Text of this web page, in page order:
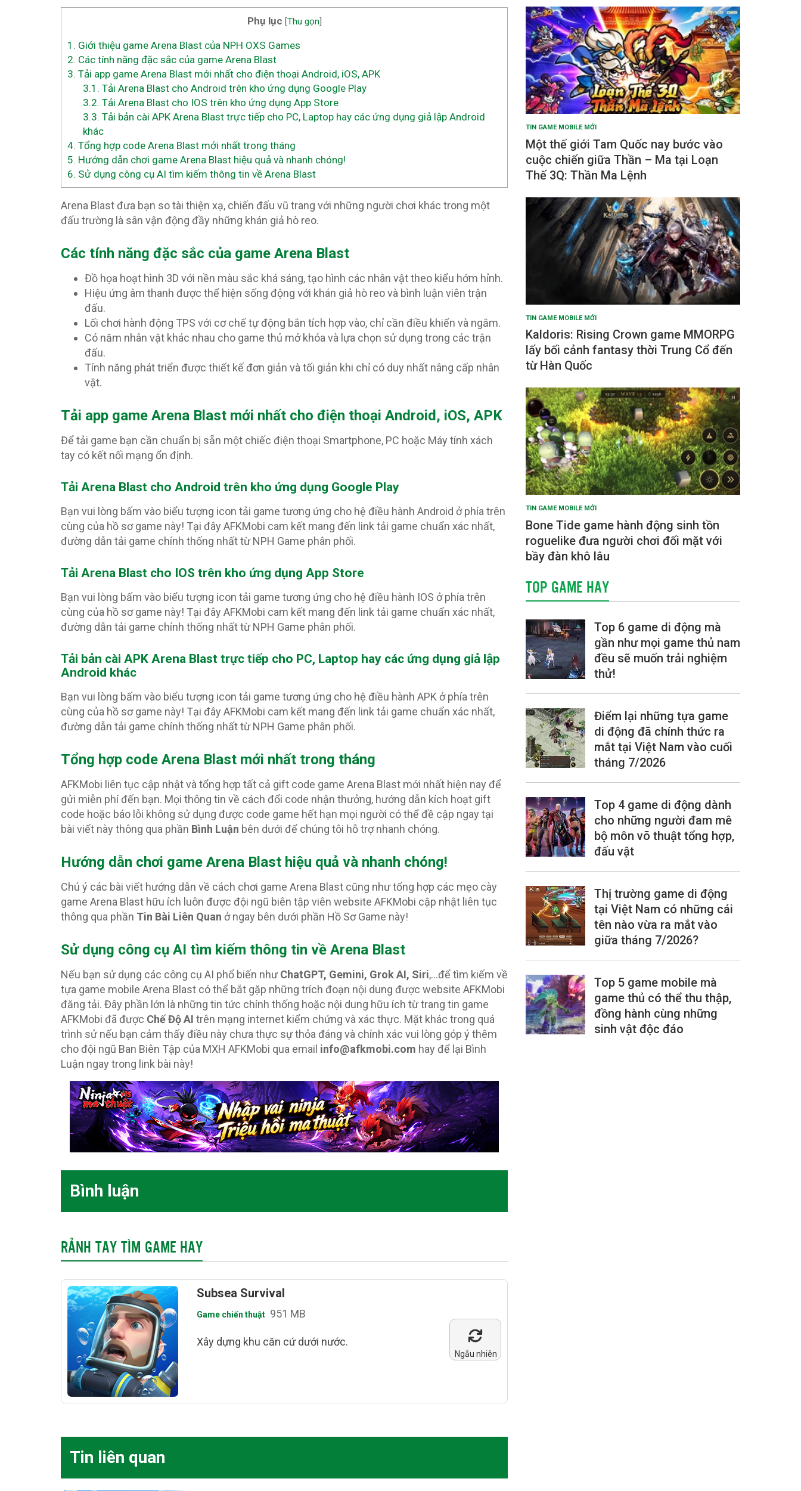
Phụ lục [Thu gọn]
1. Giới thiệu game Arena Blast của NPH OXS Games
2. Các tính năng đặc sắc của game Arena Blast
3. Tải app game Arena Blast mới nhất cho điện thoại Android, iOS, APK
3.1. Tải Arena Blast cho Android trên kho ứng dụng Google Play
3.2. Tải Arena Blast cho IOS trên kho ứng dụng App Store
3.3. Tải bản cài APK Arena Blast trực tiếp cho PC, Laptop hay các ứng dụng giả lập Android
khác
4. Tổng hợp code Arena Blast mới nhất trong tháng
5. Hướng dẫn chơi game Arena Blast hiệu quả và nhanh chóng!
6. Sử dụng công cụ AI tìm kiếm thông tin về Arena Blast
Arena Blast đưa bạn so tài thiện xạ, chiến đấu vũ trang với những người chơi khác trong một
đấu trường là sân vận động đầy những khán giả hò reo.
Các tính năng đặc sắc của game Arena Blast
Đồ họa hoạt hình 3D với nền màu sắc khá sáng, tạo hình các nhân vật theo kiểu hớm hỉnh.
Hiệu ứng âm thanh được thể hiện sống động với khán giả hò reo và bình luận viên trận
đấu.
Lối chơi hành động TPS với cơ chế tự động bắn tích hợp vào, chỉ cần điều khiển và ngắm.
Có năm nhân vật khác nhau cho game thủ mở khóa và lựa chọn sử dụng trong các trận
đấu.
Tính năng phát triển được thiết kế đơn giản và tối giản khi chỉ có duy nhất nâng cấp nhân
vật.
Tải app game Arena Blast mới nhất cho điện thoại Android, iOS, APK
Để tải game bạn cần chuẩn bị sẵn một chiếc điện thoại Smartphone, PC hoặc Máy tính xách
tay có kết nối mạng ổn định.
Tải Arena Blast cho Android trên kho ứng dụng Google Play
Bạn vui lòng bấm vào biểu tượng icon tải game tương ứng cho hệ điều hành Android ở phía trên
cùng của hồ sơ game này! Tại đây AFKMobi cam kết mang đến link tải game chuẩn xác nhất,
đường dẫn tải game chính thống nhất từ NPH Game phân phối.
Tải Arena Blast cho IOS trên kho ứng dụng App Store
Bạn vui lòng bấm vào biểu tượng icon tải game tương ứng cho hệ điều hành IOS ở phía trên
cùng của hồ sơ game này! Tại đây AFKMobi cam kết mang đến link tải game chuẩn xác nhất,
đường dẫn tải game chính thống nhất từ NPH Game phân phối.
Tải bản cài APK Arena Blast trực tiếp cho PC, Laptop hay các ứng dụng giả lập
Android khác
Bạn vui lòng bấm vào biểu tượng icon tải game tương ứng cho hệ điều hành APK ở phía trên
cùng của hồ sơ game này! Tại đây AFKMobi cam kết mang đến link tải game chuẩn xác nhất,
đường dẫn tải game chính thống nhất từ NPH Game phân phối.
Tổng hợp code Arena Blast mới nhất trong tháng
AFKMobi liên tục cập nhật và tổng hợp tất cả gift code game Arena Blast mới nhất hiện nay để
gửi miễn phí đến bạn. Mọi thông tin về cách đổi code nhận thưởng, hướng dẫn kích hoạt gift
code hoặc báo lỗi không sử dụng được code game hết hạn mọi người có thể đề cập ngay tại
bài viết này thông qua phần Bình Luận bên dưới để chúng tôi hỗ trợ nhanh chóng.
Hướng dẫn chơi game Arena Blast hiệu quả và nhanh chóng!
Chú ý các bài viết hướng dẫn về cách chơi game Arena Blast cũng như tổng hợp các mẹo cày
game Arena Blast hữu ích luôn được đội ngũ biên tập viên website AFKMobi cập nhật liên tục
thông qua phần Tin Bài Liên Quan ở ngay bên dưới phần Hồ Sơ Game này!
Sử dụng công cụ AI tìm kiếm thông tin về Arena Blast
Nếu bạn sử dụng các công cụ AI phổ biến nhưChatGPT, Gemini, Grok AI, Siri,…để tìm kiếm về
tựa game mobile Arena Blast có thể bắt gặp những trích đoạn nội dung được website AFKMobi
đăng tải. Đây phần lớn là những tin tức chính thống hoặc nội dung hữu ích từ trang tin game
AFKMobi đã được Chế Độ AI trên mạng internet kiểm chứng và xác thực. Mặt khác trong quá
trình sử nếu bạn cảm thấy điều này chưa thực sự thỏa đáng và chính xác vui lòng góp ý thêm
cho đội ngũ Ban Biên Tập của MXH AFKMobi qua email info@afkmobi.com hay để lại Bình
Luận ngay trong link bài này!
Bình luận
RẢNH TAY TÌM GAME HAY
Subsea Survival
Game chiến thuật 951 MB
Xây dựng khu căn cứ dưới nước.
Ngẫu nhiên
Tin liên quan
TIN GAME MOBILE MỚI
Một thế giới Tam Quốc nay bước vào
cuộc chiến giữa Thần – Ma tại Loạn
Thế 3Q: Thần Ma Lệnh
TIN GAME MOBILE MỚI
Kaldoris: Rising Crown game MMORPG
lấy bối cảnh fantasy thời Trung Cổ đến
từ Hàn Quốc
TIN GAME MOBILE MỚI
Bone Tide game hành động sinh tồn
roguelike đưa người chơi đối mặt với
bầy đàn khô lâu
TOP GAME HAY
Top 6 game di động mà
gần như mọi game thủ nam
đều sẽ muốn trải nghiệm
thử!
Điểm lại những tựa game
di động đã chính thức ra
mắt tại Việt Nam vào cuối
tháng 7/2026
Top 4 game di động dành
cho những người đam mê
bộ môn võ thuật tổng hợp,
đấu vật
Thị trường game di động
tại Việt Nam có những cái
tên nào vừa ra mắt vào
giữa tháng 7/2026?
Top 5 game mobile mà
game thủ có thể thu thập,
đồng hành cùng những
sinh vật độc đáo